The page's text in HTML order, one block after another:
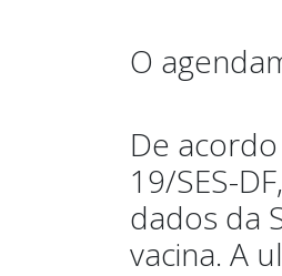
O
De
19/SES-
dados da
vacina. A